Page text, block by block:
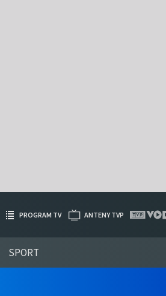
SPORT
PROGRAM TV ANTENY TVP